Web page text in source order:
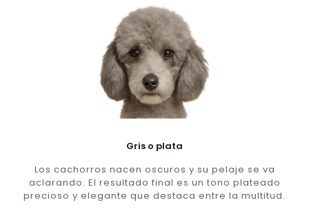
Gris o plata
Los cachorros nacen oscuros y su pelaje se va
aclarando. El resultado final es un tono plateado
precioso y elegante que destaca entre la multitud.